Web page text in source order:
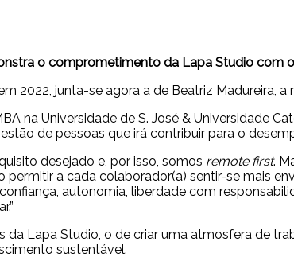
o comprometimento da Lapa Studio com
2022, junta-se agora a de Beatriz Madureira, a
na Universidade de S. José & Universidade
de pessoas que irá contribuir para o
desejado e, por isso, somos remote first.
a cada colaborador(a) sentir-se mais
autonomia, liberdade com
Lapa Studio, o de criar uma atmosfera de
sustentável.